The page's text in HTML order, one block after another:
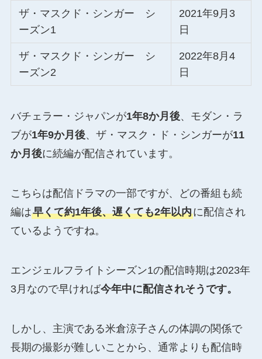
ザ・マスクド・シンガー シ
ーズン1
2021年9月3
日
ザ・マスクド・シンガー シ
ーズン2
2022年8月4
日
バチェラー・ジャパンが1年8か月後、モダン・ラ
ブが1年9か月後、ザ・マスク・ド・シンガーが11
か月後に続編が配信されています。
こちらは配信ドラマの一部ですが、どの番組も続
編は早くて約1年後、遅くても2年以内に配信され
ているようですね。
エンジェルフライトシーズン1の配信時期は2023年
3月なので早ければ今年中に配信されそうです。
しかし、主演である米倉涼子さんの体調の関係で
長期の撮影が難しいことから、通常よりも配信時